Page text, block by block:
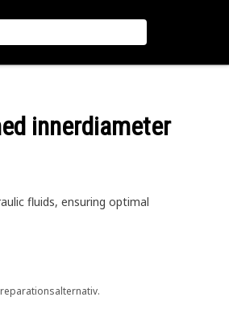
innerdiameter
fluids, ensuring optimal